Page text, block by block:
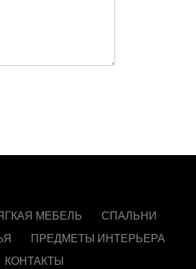
МЕБЕЛЬ
СПАЛЬНИ
ПРЕДМЕТЫ ИНТЕРЬЕРА
КОНТАКТЫ